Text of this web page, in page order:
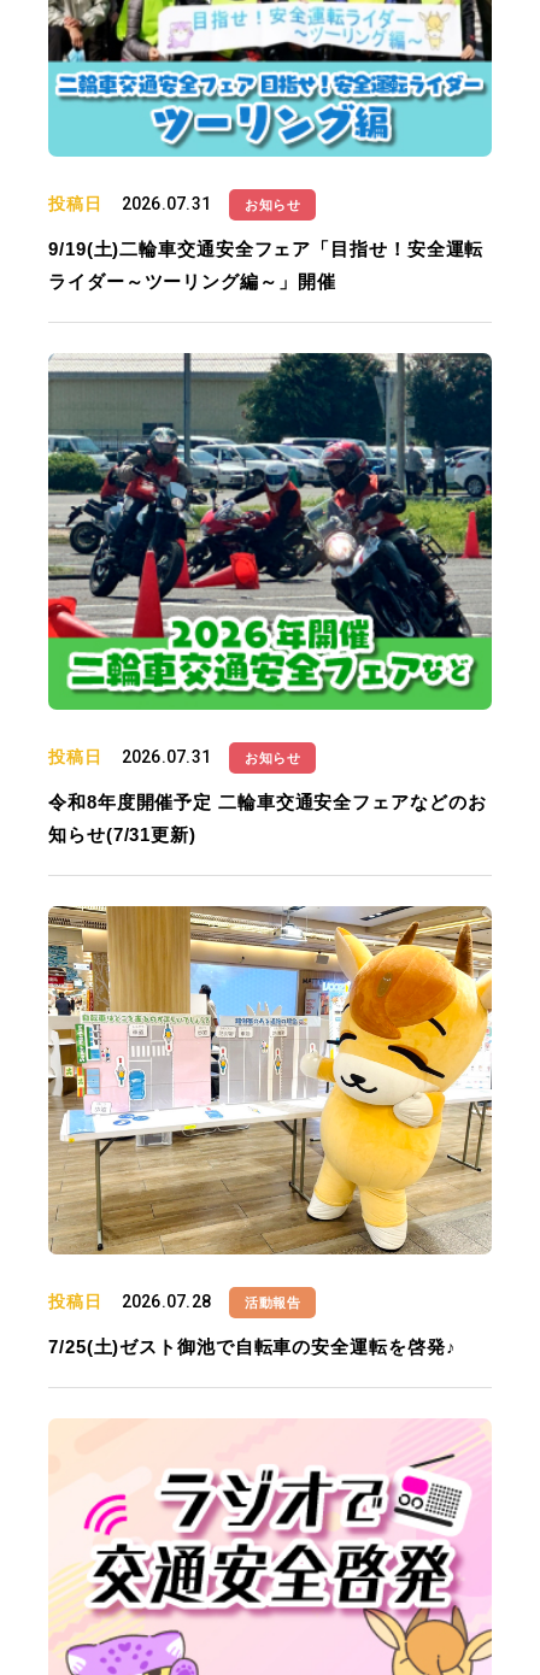
投稿日 2026.07.31 お知らせ
9/19(土)二輪車交通安全フェア「目指せ！安全運転
ライダー～ツーリング編～」開催
投稿日 2026.07.31 お知らせ
令和8年度開催予定 二輪車交通安全フェアなどのお
知らせ(7/31更新)
投稿日 2026.07.28 活動報告
7/25(土)ゼスト御池で自転車の安全運転を啓発♪